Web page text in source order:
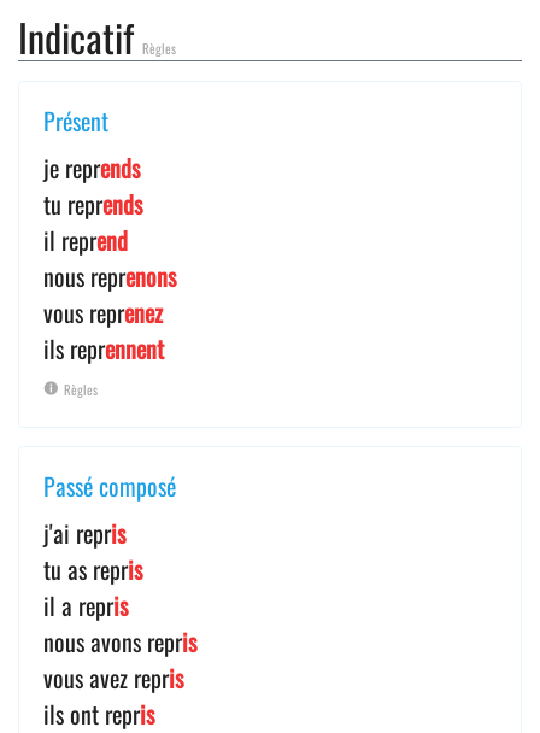
Indicatif Règles
Présent
je reprends
tu reprends
il reprend
nous reprenons
vous reprenez
ils reprennent
Règles
Passé composé
j'ai repris
tu as repris
il a repris
nous avons repris
vous avez repris
ils ont repris